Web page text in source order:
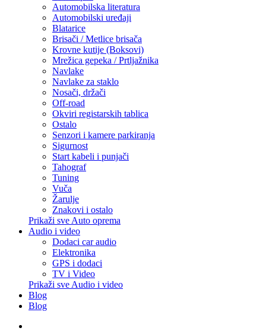
Automobilska literatura
Automobilski uređaji
Blatarice
Brisači / Metlice brisača
Krovne kutije (Boksovi)
Mrežica gepeka / Prtljažnika
Navlake
Navlake za staklo
Nosači, držači
Off-road
Okviri registarskih tablica
Ostalo
Senzori i kamere parkiranja
Sigurnost
Start kabeli i punjači
Tahograf
Tuning
Vuča
Žarulje
Znakovi i ostalo
Prikaži sve Auto oprema
Audio i video
Dodaci car audio
Elektronika
GPS i dodaci
TV i Video
Prikaži sve Audio i video
Blog
Blog